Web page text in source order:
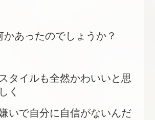
かあったのでしょうか？
タイルも全然かわいいと思
く
いで自分に自信がないんだ